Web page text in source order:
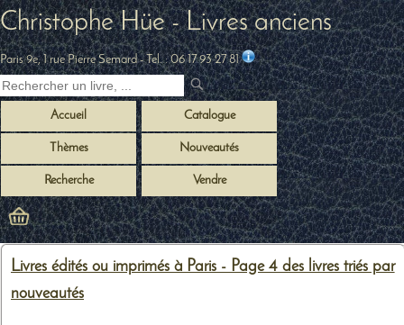
Christophe Hüe - Livres anciens
Paris 9e, 1 rue Pierre Semard- Tel. :06 17 93 27 81
Accueil Catalogue
Thèmes Nouveautés
Recherche Vendre
Livres édités ou imprimés à Paris - Page 4 des livres triés par
nouveautés